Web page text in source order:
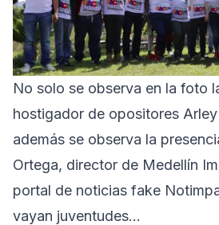
No solo se observa en la foto
hostigador de opositores
además se observa la
Ortega, director de Medellín
portal de noticias fake
vayan juventudes…